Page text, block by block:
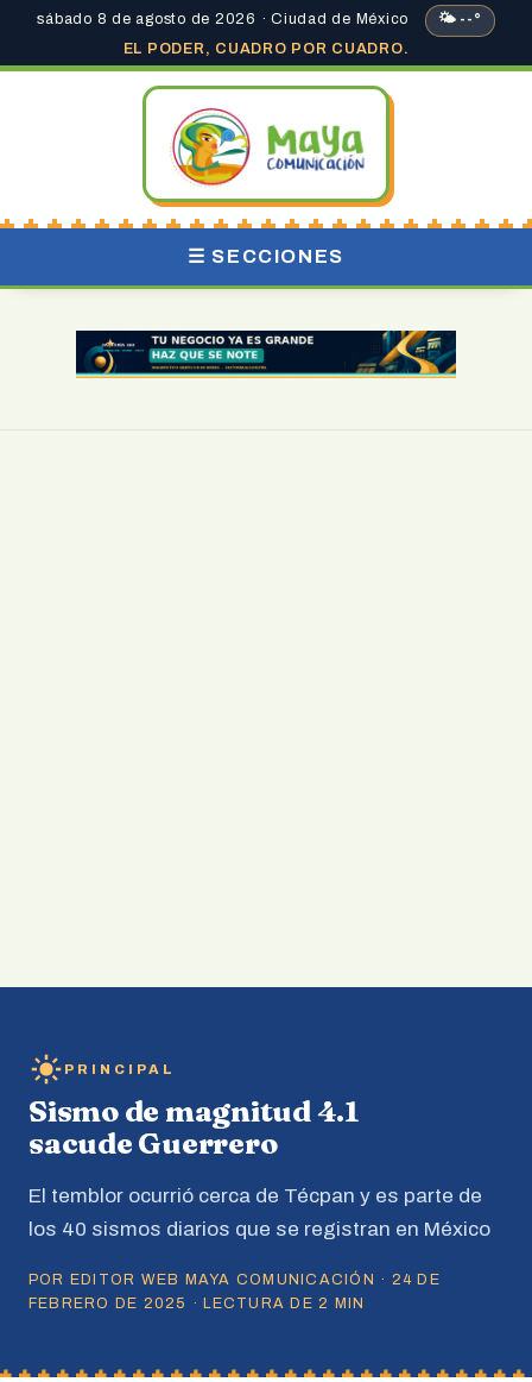
sábado 8 de agosto de 2026 · Ciudad de México
🌤 --°
EL PODER, CUADRO POR CUADRO.
☰ SECCIONES
PRINCIPAL
Sismo de magnitud 4.1
sacude Guerrero
El temblor ocurrió cerca de Técpan y es parte de
los 40 sismos diarios que se registran en México
POR EDITOR WEB MAYA COMUNICACIÓN · 24 DE
FEBRERO DE 2025 · LECTURA DE 2 MIN